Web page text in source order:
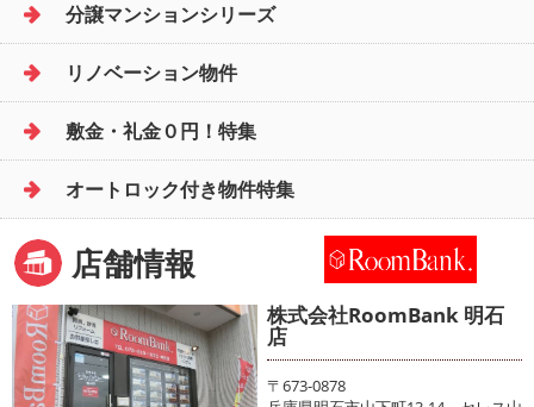
分譲マンションシリーズ
リノベーション物件
敷金・礼金０円！特集
オートロック付き物件特集
店舗情報
株式会社RoomBank 明石
店
〒673-0878